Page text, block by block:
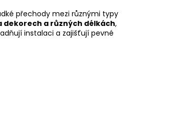
přechody mezi různými typy
dekorech a různých délkách,
instalaci a zajišťují pevné